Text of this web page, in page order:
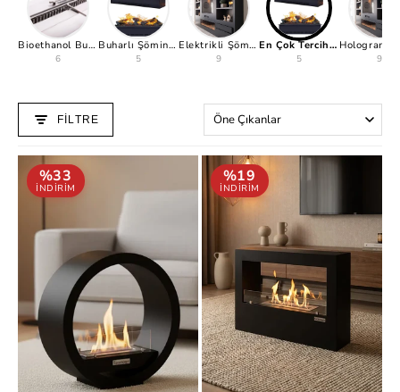
Bioethanol Burner
6
Buharlı Şömine Modelleri ve Fiyatları
5
Elektrikli Şömine
9
En Çok Tercih Edilenler
5 9
FILTRE
Sırala
%33
INDIRIM
%19
INDIRIM